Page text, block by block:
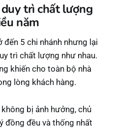
trì chất lượng
năm
đến 5 chi nhánh nhưng lại
trì chất lượng như nhau.
khiến cho toàn bộ nhà
lòng khách hàng.
bị ảnh hưởng, chủ
đồng đều và thống nhất